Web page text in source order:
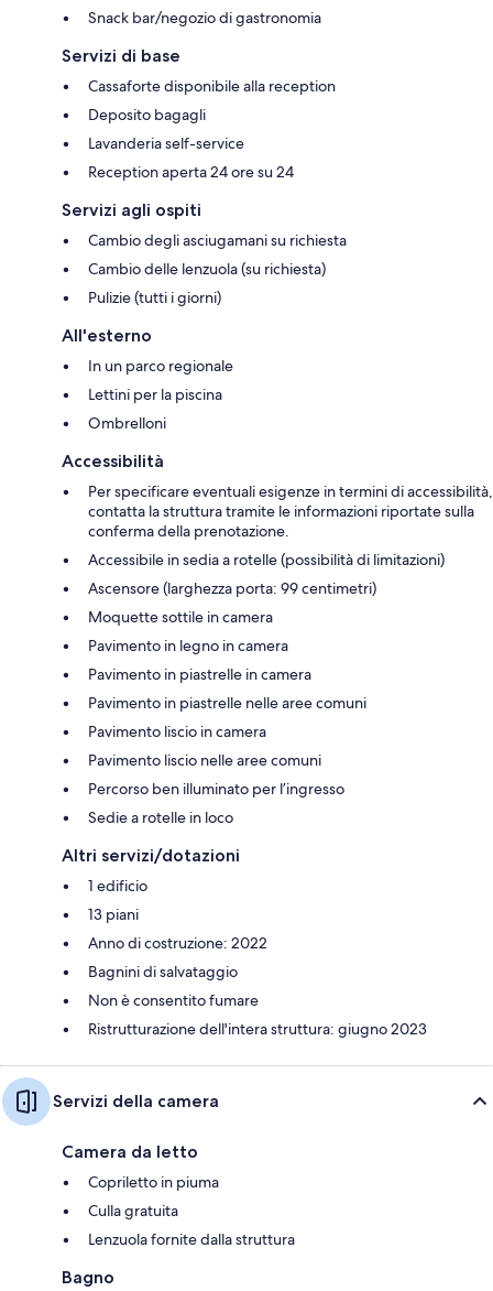
Snack bar/negozio di gastronomia
Servizi di base
Cassaforte disponibile alla reception
Deposito bagagli
Lavanderia self-service
Reception aperta 24 ore su 24
Servizi agli ospiti
Cambio degli asciugamani su richiesta
Cambio delle lenzuola (su richiesta)
Pulizie (tutti i giorni)
All'esterno
In un parco regionale
Lettini per la piscina
Ombrelloni
Accessibilità
Per specificare eventuali esigenze in termini di accessibilità,
contatta la struttura tramite le informazioni riportate sulla
conferma della prenotazione.
Accessibile in sedia a rotelle (possibilità di limitazioni)
Ascensore (larghezza porta: 99 centimetri)
Moquette sottile in camera
Pavimento in legno in camera
Pavimento in piastrelle in camera
Pavimento in piastrelle nelle aree comuni
Pavimento liscio in camera
Pavimento liscio nelle aree comuni
Percorso ben illuminato per l’ingresso
Sedie a rotelle in loco
Altri servizi/dotazioni
1 edificio
13 piani
Anno di costruzione: 2022
Bagnini di salvataggio
Non è consentito fumare
Ristrutturazione dell'intera struttura: giugno 2023
Servizi della camera
Camera da letto
Copriletto in piuma
Culla gratuita
Lenzuola fornite dalla struttura
Bagno